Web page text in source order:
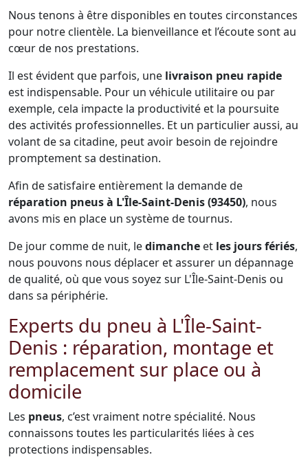
Nous tenons à être disponibles en toutes circonstances
pour notre clientèle. La bienveillance et l’écoute sont au
cœur de nos prestations.
Il est évident que parfois, une livraison pneu rapide
est indispensable. Pour un véhicule utilitaire ou par
exemple, cela impacte la productivité et la poursuite
des activités professionnelles. Et un particulier aussi, au
volant de sa citadine, peut avoir besoin de rejoindre
promptement sa destination.
Afin de satisfaire entièrement la demande de
réparation pneus à L'Île-Saint-Denis (93450), nous
avons mis en place un système de tournus.
De jour comme de nuit, ledimanche et les jours fériés,
nous pouvons nous déplacer et assurer un dépannage
de qualité, où que vous soyez sur L'Île-Saint-Denis ou
dans sa périphérie.
Experts du pneu à L'Île-Saint-
Denis : réparation, montage et
remplacement sur place ou à
domicile
Les pneus, c’est vraiment notre spécialité. Nous
connaissons toutes les particularités liées à ces
protections indispensables.